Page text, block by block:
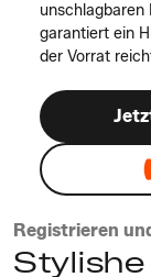
unschlagbaren
garantiert ein
der Vorrat
Registrieren